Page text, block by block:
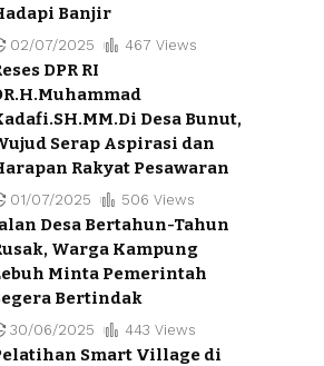
Banjir
02/07/2025 467 Views
DPR RI
Desa Bunut,
Serap Aspirasi dan
Rakyat Pesawaran
01/07/2025 506 Views
Desa Bertahun-Tahun
Warga Kampung
Minta Pemerintah
Bertindak
30/06/2025 443 Views
Smart Village di